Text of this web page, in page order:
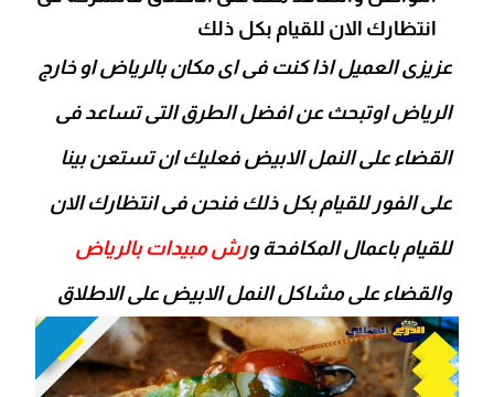
انتظارك الان للقيام بكل ذلك
عزيزى العميل اذا كنت فى اى مكان بالرياض او خارج
الرياض اوتبحث عن افضل الطرق التى تساعد فى
القضاء على النمل الابيض فعليك ان تستعن بينا
على الفور للقيام بكل ذلك فنحن فى انتظارك الان
للقيام باعمال المكافحة ورش مبيدات بالرياض
والقضاء على مشاكل النمل الابيض على الاطلاق